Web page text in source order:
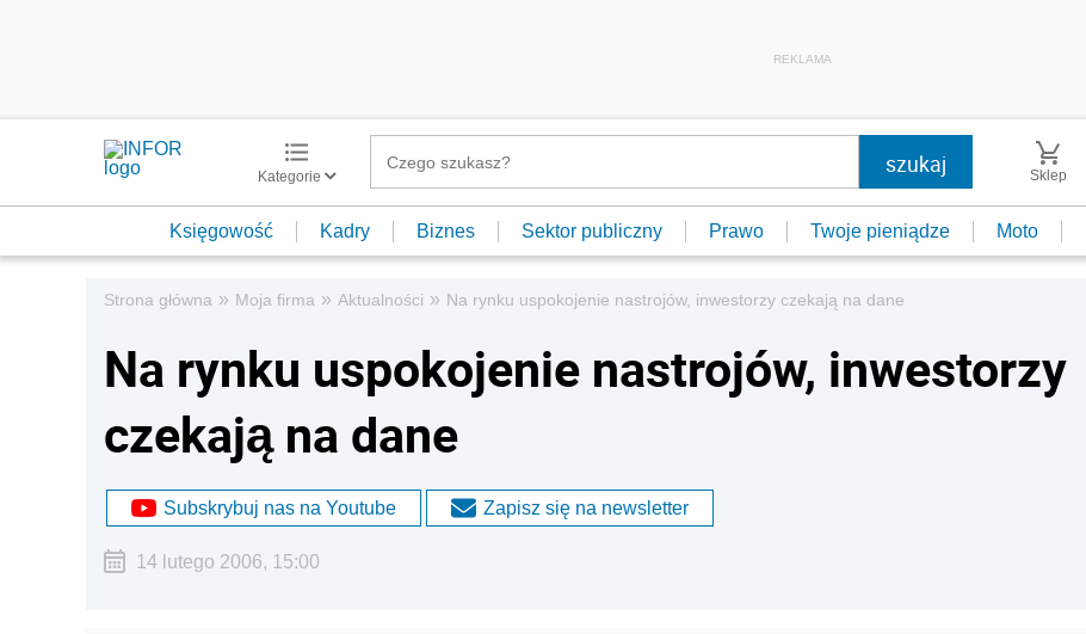
REKLAMA
Kategorie Sklep
Księgowość Kadry Biznes Sektor publiczny Prawo Twoje pieniądze Moto
Strona główna » Moja firma » Aktualności » Na rynku uspokojenie nastrojów, inwestorzy czekają na dane
Na rynku uspokojenie nastrojów, inwestorzy
czekają na dane
Subskrybuj nas na Youtube Zapisz się na newsletter
14 lutego 2006, 15:00